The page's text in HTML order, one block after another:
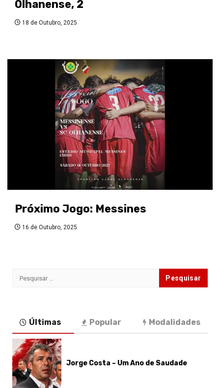
Olhanense, 2
18 de Outubro, 2025
Próximo Jogo: Messines
16 de Outubro, 2025
Pesquisar
Últimas Popular Modalidades
Jorge Costa – Um Ano de Saudade